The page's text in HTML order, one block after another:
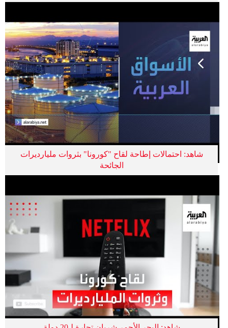
شاهد: احتمالات إطاحة لقاح "كورونا" بثروات مليارديرات
الجائحة